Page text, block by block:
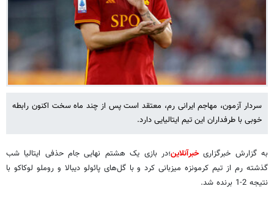
سردار آزمون، مهاجم ایرانی رم، معتقد است پس از چند ماه سخت اکنون رابطه
خوبی با طرفداران این تیم ایتالیایی دارد.
به گزارش خبرگزاریخبرآنلاین؛در بازی یک هشتم نهایی جام حذفی ایتالیا شب
گذشته رم از تیم کرمونزه میزبانی کرد و با گل‌های پائولو دیبالا و روملو لوکاکو با
نتیجه 2-1 برنده شد.